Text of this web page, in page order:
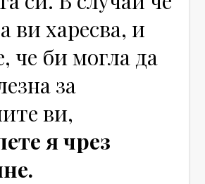
ви харесва, и
че би могла да
за
ви,
я чрез